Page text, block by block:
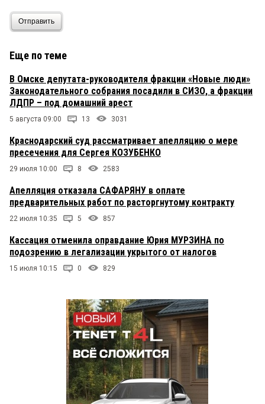
Отправить
Еще по теме
В Омске депутата-руководителя фракции «Новые люди»
Законодательного собрания посадили в СИЗО, а фракции
ЛДПР – под домашний арест
5 августа 09:00 13 3031
Краснодарский суд рассматривает апелляцию о мере
пресечения для Сергея КОЗУБЕНКО
29 июля 10:00 8 2583
Апелляция отказала САФАРЯНУ в оплате
предварительных работ по расторгнутому контракту
22 июля 10:35 5 857
Кассация отменила оправдание Юрия МУРЗИНА по
подозрению в легализации укрытого от налогов
15 июля 10:15 0 829